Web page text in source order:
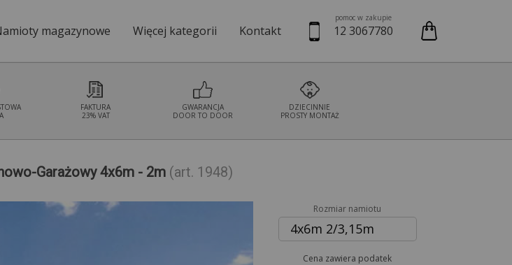
magazynowe Więcej kategorii
Namioty cateringowe
Kontakt
pomoc w zakupie
12 3067780
FAKTURA
23% VAT
GWARANCJA
DOOR TO DOOR
DZIECINNIE
PROSTY MONTAŻ
Garażowy 4x6m - 2m (art. 1948)
Rozmiar namiotu
4x6m 2/3,15m
Cena zawiera podatek